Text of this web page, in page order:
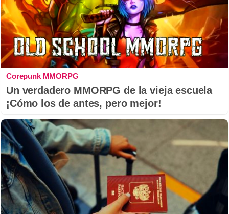
Corepunk MMORPG
Un verdadero MMORPG de la vieja escuela
¡Cómo los de antes, pero mejor!